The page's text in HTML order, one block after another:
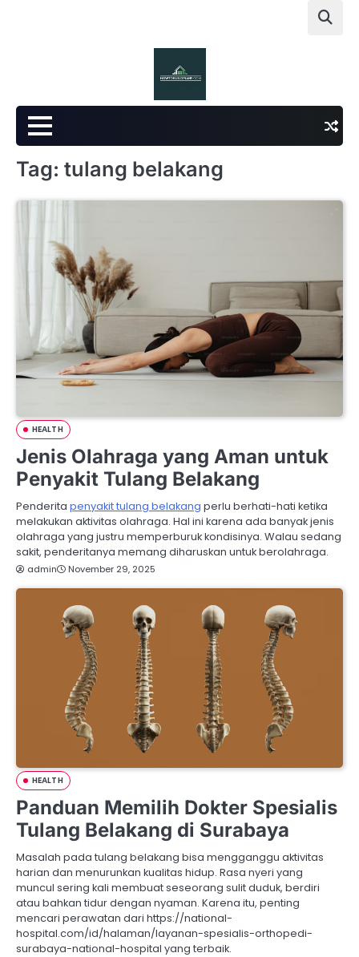
Tag: tulang belakang
HEALTH
Jenis Olahraga yang Aman untuk
Penyakit Tulang Belakang
Penderita penyakit tulang belakang perlu berhati-hati ketika
melakukan aktivitas olahraga. Hal ini karena ada banyak jenis
olahraga yang justru memperburuk kondisinya. Walau sedang
sakit, penderitanya memang diharuskan untuk berolahraga.
admin November 29, 2025
HEALTH
Panduan Memilih Dokter Spesialis
Tulang Belakang di Surabaya
Masalah pada tulang belakang bisa mengganggu aktivitas
harian dan menurunkan kualitas hidup. Rasa nyeri yang
muncul sering kali membuat seseorang sulit duduk, berdiri
atau bahkan tidur dengan nyaman. Karena itu, penting
mencari perawatan dari https://national-
hospital.com/id/halaman/layanan-spesialis-orthopedi-
surabaya-national-hospital yang terbaik.